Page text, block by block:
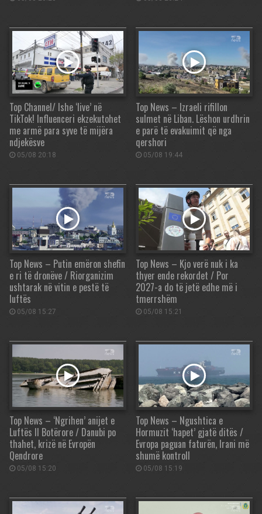
Top Channel/ Ishe ‘live’ në
TikTok! Influenceri ekzekutohet
me armë para syve të mijëra
ndjekësve
05/08 20:18
Top News – Izraeli rifillon
sulmet në Liban. Lëshon urdhrin
e parë të evakuimit që nga
qershori
05/08 19:44
Top News – Putin emëron shefin
e ri të dronëve / Riorganizim
ushtarak në vitin e pestë të
luftës
05/08 15:27
Top News – Kjo verë nuk i ka
thyer ende rekordet / Por
2027-a do të jetë edhe më i
tmerrshëm
05/08 15:21
Top News – ‘Ngrihen’ anijet e
Luftës II Botërore / Danubi po
thahet, krizë në Evropën
Qendrore
05/08 15:20
Top News – Ngushtica e
Hormuzit ‘hapet’ gjatë ditës /
Evropa paguan faturën, Irani më
shumë kontroll
05/08 15:19